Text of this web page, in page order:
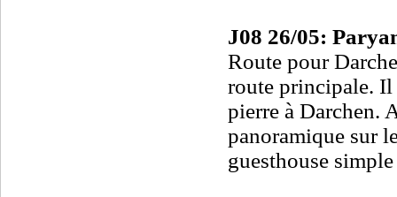
J08 26/05:
Route pour
route principale. Il
pierre à Darchen.
panoramique sur
guesthouse